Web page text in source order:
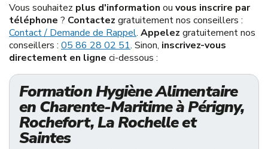
Vous souhaitez plus d'information ou vous inscrire par
téléphone ? Contactez gratuitement nos conseillers :
Contact / Demande de Rappel. Appelez gratuitement nos
conseillers : 05 86 28 02 51. Sinon, inscrivez-vous
directement en ligne ci-dessous :
Formation Hygiène Alimentaire
en Charente-Maritime à Périgny,
Rochefort, La Rochelle et
Saintes